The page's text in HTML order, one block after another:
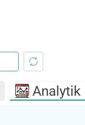
Analytik